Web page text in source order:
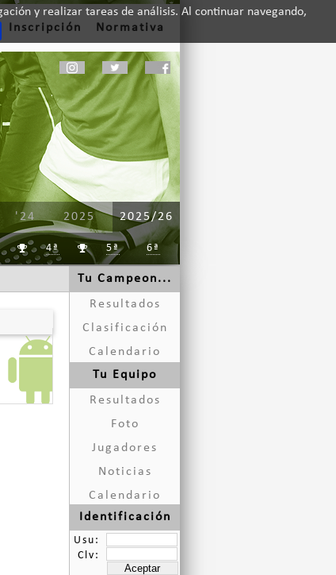
y realizar tareas de análisis. Al continuar navegando,
Inscripción Normativa
2025/26
2025
'24
 4ª  5ª 6ª
Tu Campeon...
Resultados
Clasificación
Calendario
Tu Equipo
Resultados
Foto
Jugadores
Noticias
Calendario
Identificación
Usu:
Clv: